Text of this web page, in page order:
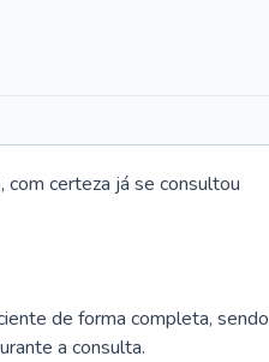
certeza já se consultou
de forma completa, sendo
a consulta.